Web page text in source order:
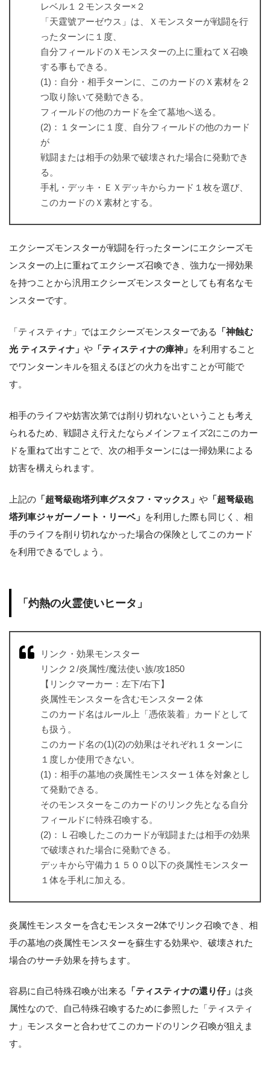
レベル１２モンスター×２
「天霆號アーゼウス」は、Ｘモンスターが戦闘を行
ったターンに１度、
自分フィールドのＸモンスターの上に重ねてＸ召喚
する事もできる。
(1)：自分・相手ターンに、このカードのＸ素材を２
つ取り除いて発動できる。
フィールドの他のカードを全て墓地へ送る。
(2)：１ターンに１度、自分フィールドの他のカード
が
戦闘または相手の効果で破壊された場合に発動でき
る。
手札・デッキ・ＥＸデッキからカード１枚を選び、
このカードのＸ素材とする。
エクシーズモンスターが戦闘を行ったターンにエクシーズモ
ンスターの上に重ねてエクシーズ召喚でき、強力な一掃効果
を持つことから汎用エクシーズモンスターとしても有名なモ
ンスターです。
「ティスティナ」ではエクシーズモンスターである
「神蝕む
光 ティスティナ」 や 「ティスティナの瘴神」 を利用すること
でワンターンキルを狙えるほどの火力を出すことが可能で
す。
相手のライフや妨害次第では削り切れないということも考え
られるため、戦闘さえ行えたならメインフェイズ2にこのカー
ドを重ねて出すことで、次の相手ターンには一掃効果による
妨害を構えられます。
上記の 「超弩級砲塔列車グスタフ・マックス」 や 「超弩級砲
塔列車ジャガーノート・リーベ」 を利用した際も同じく、相
手のライフを削り切れなかった場合の保険としてこのカード
を利用できるでしょう。
「灼熱の火霊使いヒータ」
リンク・効果モンスター
リンク２/炎属性/魔法使い族/攻1850
【リンクマーカー：左下/右下】
炎属性モンスターを含むモンスター２体
このカード名はルール上「憑依装着」カードとして
も扱う。
このカード名の(1)(2)の効果はそれぞれ１ターンに
１度しか使用できない。
(1)：相手の墓地の炎属性モンスター１体を対象とし
て発動できる。
そのモンスターをこのカードのリンク先となる自分
フィールドに特殊召喚する。
(2)：Ｌ召喚したこのカードが戦闘または相手の効果
で破壊された場合に発動できる。
デッキから守備力１５００以下の炎属性モンスター
１体を手札に加える。
炎属性モンスターを含むモンスター2体でリンク召喚でき、相
手の墓地の炎属性モンスターを蘇生する効果や、破壊された
場合のサーチ効果を持ちます。
容易に自己特殊召喚が出来る 「ティスティナの還り仔」 は炎
属性なので、自己特殊召喚するために参照した「ティスティ
ナ」モンスターと合わせてこのカードのリンク召喚が狙えま
す。